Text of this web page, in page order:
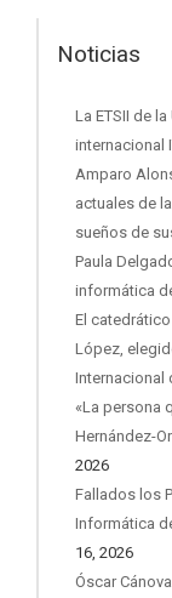
Noticias
La ETSII de
internacional
Amparo
actuales de
sueños de
Paula
informática
El
López,
Internacional
«La persona
Hernández-
2026
Fallados los
Informática
16, 2026
Óscar